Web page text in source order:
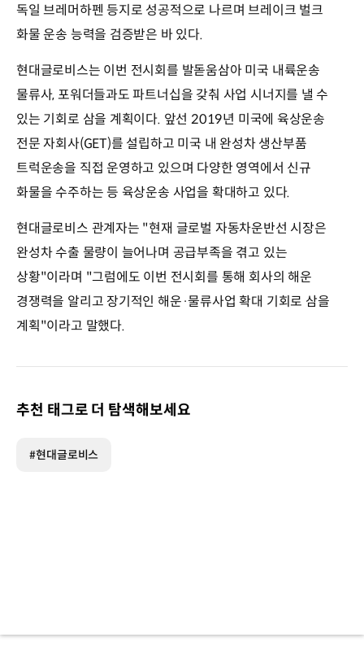
독일 브레머하펜 등지로 성공적으로 나르며 브레이크 벌크
화물 운송 능력을 검증받은 바 있다.
현대글로비스는 이번 전시회를 발돋움삼아 미국 내륙운송
물류사, 포워더들과도 파트너십을 갖춰 사업 시너지를 낼 수
있는 기회로 삼을 계획이다. 앞선 2019년 미국에 육상운송
전문 자회사(GET)를 설립하고 미국 내 완성차 생산부품
트럭운송을 직접 운영하고 있으며 다양한 영역에서 신규
화물을 수주하는 등 육상운송 사업을 확대하고 있다.
현대글로비스 관계자는 "현재 글로벌 자동차운반선 시장은
완성차 수출 물량이 늘어나며 공급부족을 겪고 있는
상황"이라며 "그럼에도 이번 전시회를 통해 회사의 해운
경쟁력을 알리고 장기적인 해운·물류사업 확대 기회로 삼을
계획"이라고 말했다.
추천 태그로 더 탐색해보세요
#현대글로비스